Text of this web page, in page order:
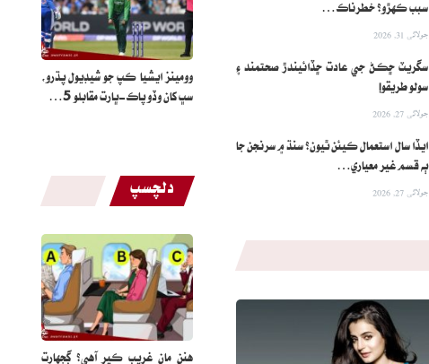
وومينز ايشيا ڪپ جو شيڊيول پڌرو،
سڀ کان وڏو پاڪ-ڀارت مقابلو 5…
دلچسپ
هنن مان غريب ڪير آهي؟ ڳجهارت
سبب ڪهڙو؟ خطرناڪ…
سگريٽ ڇڪڻ جي عادت ڇڏائيندڙ صحتمند ۽
سولو طريقو!
ايڏا سال استعمال ڪيئن ٿيون؟ سنڌ ۾ سرنجن جا
ٻه قسم غير معياري…